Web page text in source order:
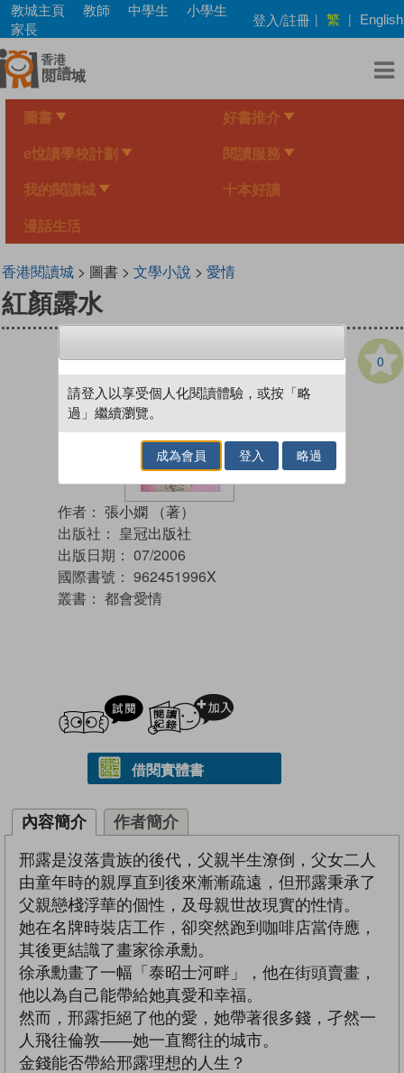
Skip
main
content
教城主頁 教師 中學生
小學生
家長
登入/註冊 | 繁 | English
圖書 好書推介
e悅讀學校計劃 閱讀服務
我的閱讀城 十本好讀
漫話生活
香港閱讀城> 圖書 > 文學小說 > 愛情
紅顏露水
0
作者： 張小嫻 （著）
出版社： 皇冠出版社
出版日期： 07/2006
國際書號： 962451996X
叢書： 都會愛情
試閲
借閱實體書
內容簡介 作者簡介
邢露是沒落貴族的後代，父親半生潦倒，父女二人
由童年時的親厚直到後來漸漸疏遠，但邢露秉承了
父親戀棧浮華的個性，及母親世故現實的性情。
她在名牌時裝店工作，卻突然跑到咖啡店當侍應，
其後更結識了畫家徐承勳。
徐承勳畫了一幅「泰昭士河畔」，他在街頭賣畫，
他以為自己能帶給她真愛和幸福。
然而，邢露拒絕了他的愛，她帶著很多錢，孑然一
人飛往倫敦——她一直嚮往的城市。
金錢能否帶給邢露理想的人生？
請登入以享受個人化閱讀體驗，或按「略
過」繼續瀏覽。
成為會員 登入 略過